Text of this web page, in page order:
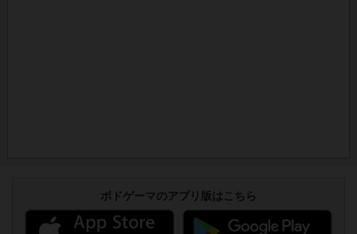
ボドゲーマのアプリ版はこちら